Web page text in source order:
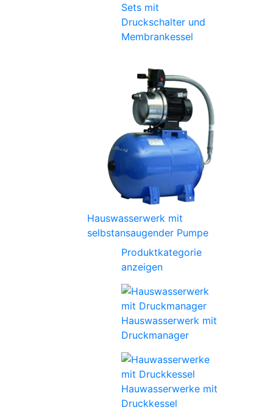
Sets mit
Druckschalter und
Membrankessel
Hauswasserwerk mit
selbstansaugender Pumpe
Produktkategorie
anzeigen
Hauswasserwerk mit
Druckmanager
Hauwasserwerke mit
Druckkessel